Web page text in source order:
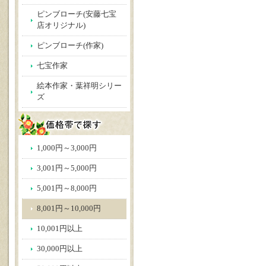
ピンブローチ(安藤七宝
店オリジナル)
ピンブローチ(作家)
七宝作家
絵本作家・葉祥明シリー
ズ
1,000円～3,000円
3,001円～5,000円
5,001円～8,000円
8,001円～10,000円
10,001円以上
30,000円以上